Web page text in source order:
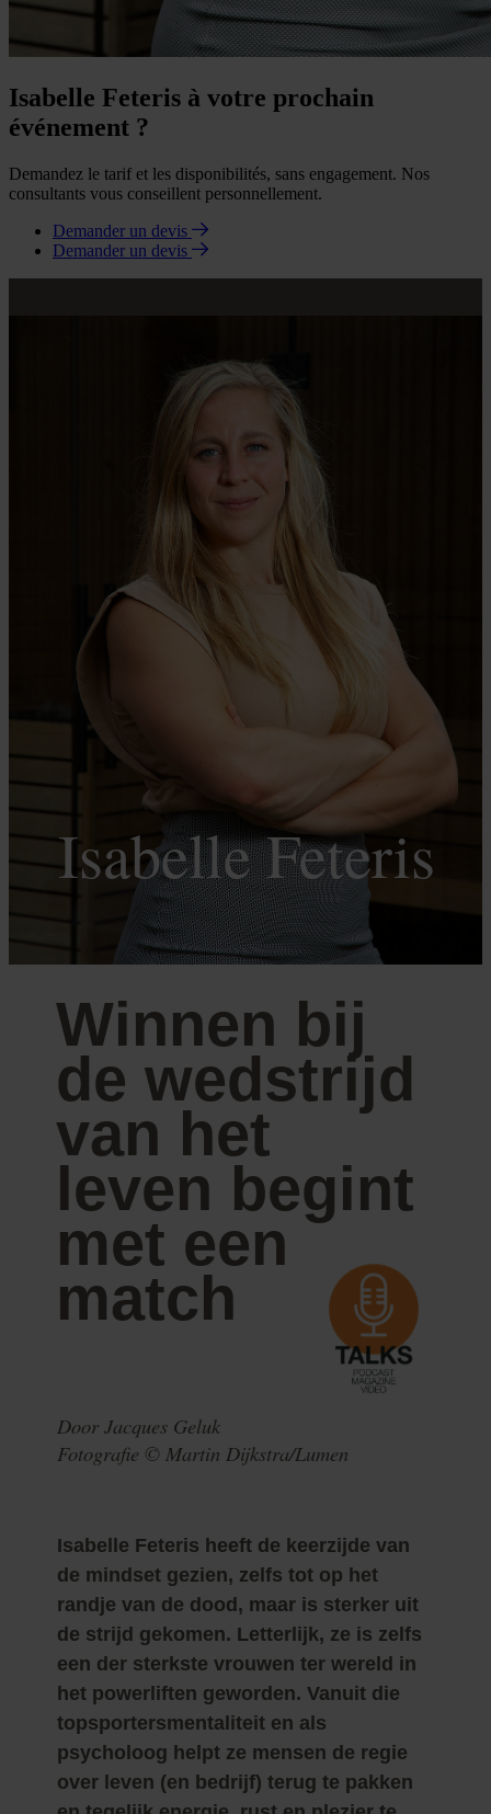
Isabelle Feteris à votre prochain
événement ?
Demandez le tarif et les disponibilités, sans engagement. Nos
consultants vous conseillent personnellement.
Demander un devis
Demander un devis